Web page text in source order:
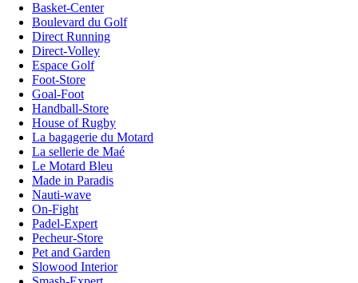
Basket-Center
Boulevard du Golf
Direct Running
Direct-Volley
Espace Golf
Foot-Store
Goal-Foot
Handball-Store
House of Rugby
La bagagerie du Motard
La sellerie de Maé
Le Motard Bleu
Made in Paradis
Nauti-wave
On-Fight
Padel-Expert
Pecheur-Store
Pet and Garden
Slowood Interior